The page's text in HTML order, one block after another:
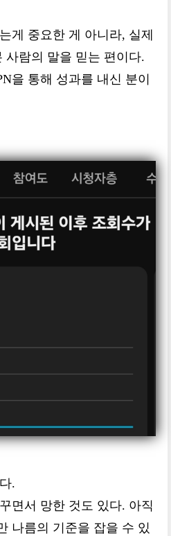
게 중요한 게 아니라, 실제
사람의 말을 믿는 편이다.
을 통해 성과를 내신 분이
.
면서 망한 것도 있다. 아직
나름의 기준을 잡을 수 있